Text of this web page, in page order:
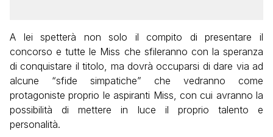
A lei spetterà non solo il compito di presentare il
concorso e tutte le Miss che sfileranno con la speranza
di conquistare il titolo, ma dovrà occuparsi di dare via ad
alcune “sfide simpatiche” che vedranno come
protagoniste proprio le aspiranti Miss, con cui avranno la
possibilità di mettere in luce il proprio talento e
personalità.